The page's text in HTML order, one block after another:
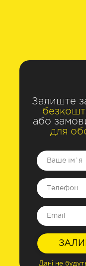
Залиште
або
для
Дані не